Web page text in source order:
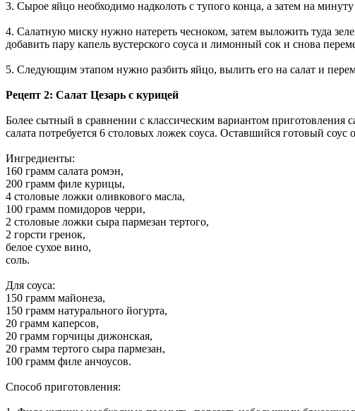
3. Сырое яйцо необходимо надколоть с тупого конца, а затем на
4. Салатную миску нужно натереть чесноком, затем выложить туда
добавить пару капель вустерского соуса и лимонный сок и снова
5. Следующим этапом нужно разбить яйцо, вылить его на салат и
Рецепт 2: Салат Цезарь с курицей
Более сытный в сравнении с классическим вариантом
салата потребуется 6 столовых ложек соуса. Оставшийся готовый
Ингредиенты:
160 грамм салата ромэн,
200 грамм филе курицы,
4 столовые ложки оливкового масла,
100 грамм помидоров черри,
2 столовые ложки сыра пармезан тертого,
2 горсти гренок,
белое сухое вино,
соль.
Для соуса:
150 грамм майонеза,
150 грамм натурального йогурта,
20 грамм каперсов,
20 грамм горчицы дижонская,
20 грамм тертого сыра пармезан,
100 грамм филе анчоусов.
Способ приготовления: